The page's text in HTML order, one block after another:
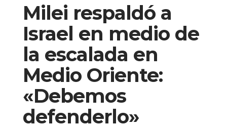
Milei respaldó a
Israel en medio de
la escalada en
Medio Oriente:
«Debemos
defenderlo»